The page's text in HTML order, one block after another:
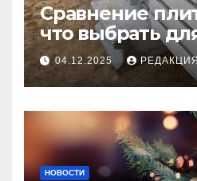
Сравнение
что выбрать
долговечного и
покрытия
04.12.2025
НОВОСТИ